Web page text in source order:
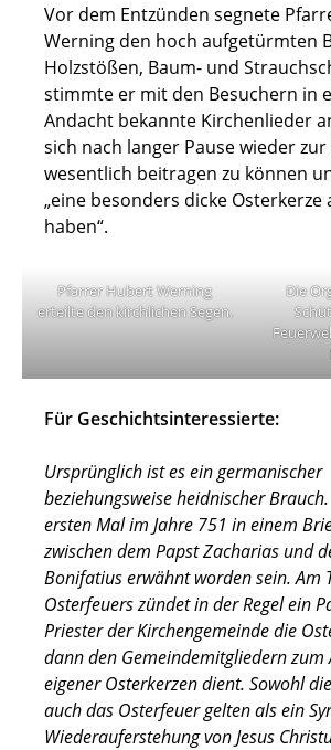
Vor dem Entzünden segnete
Werning den hoch aufgetürmten
Holzstößen, Baum- und
stimmte er mit den Besuchern in
Andacht bekannte Kirchenlieder
sich nach langer Pause wieder zur
wesentlich beitragen zu können
„eine besonders dicke Osterkerze
haben“.
Pfarrer Hubert Werning
erteilte den kirchlichen Segen.
Die
Für Geschichtsinteressierte:
Ursprünglich ist es ein germanischer
beziehungsweise heidnischer
ersten Mal im Jahre 751 in einem
zwischen dem Papst Zacharias und
Bonifatius erwähnt worden sein. Am
Osterfeuers zündet in der Regel ein
Priester der Kirchengemeinde die
dann den Gemeindemitgliedern zum
eigener Osterkerzen dient. Sowohl
auch das Osterfeuer gelten als ein
Wiederauferstehung von Jesus